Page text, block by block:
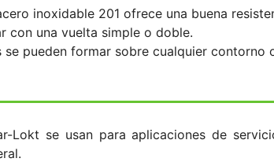
inoxidable 201 ofrece una buena
con una vuelta simple o doble.
se pueden formar sobre cualquier contorno
Lokt se usan para aplicaciones de